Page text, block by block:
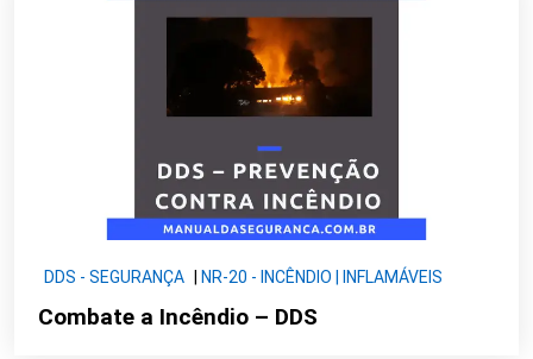
DDS - SEGURANÇA NR-20 - INCÊNDIO | INFLAMÁVEIS
Combate a Incêndio – DDS